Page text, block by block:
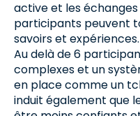
active et les
participants peuvent
savoirs et expériences.
Au delà de 6
complexes et un
en place comme un
induit également que